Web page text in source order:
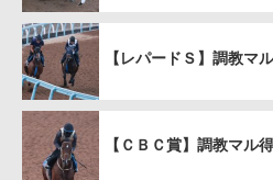
【レパードＳ】調教マ
【ＣＢＣ賞】調教マル